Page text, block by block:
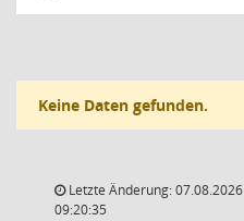
Keine Daten gefunden.
Letzte Änderung: 07.08.2026
09:20:35